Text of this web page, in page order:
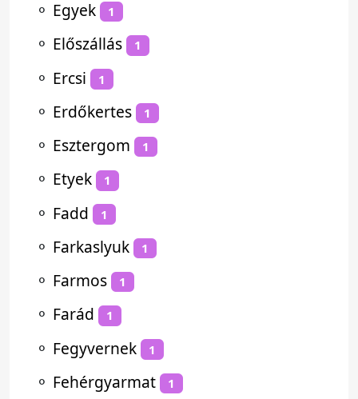
⚬ Egyek 1
⚬ Előszállás 1
⚬ Ercsi 1
⚬ Erdőkertes 1
⚬ Esztergom 1
⚬ Etyek 1
⚬ Fadd 1
⚬ Farkaslyuk 1
⚬ Farmos 1
⚬ Farád 1
⚬ Fegyvernek 1
⚬ Fehérgyarmat 1